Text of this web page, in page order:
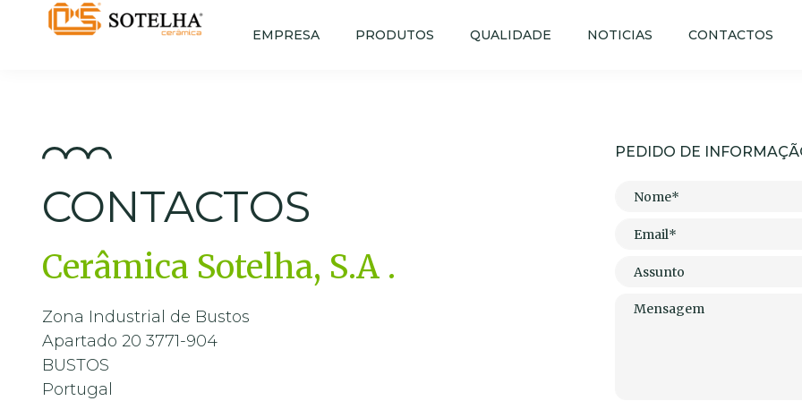
EMPRESA PRODUTOS QUALIDADE NOTICIAS CONTACTOS
CONTACTOS
Cerâmica Sotelha, S.A .
Zona Industrial de Bustos
Apartado 20 3771-904
BUSTOS
Portugal
PEDIDO DE